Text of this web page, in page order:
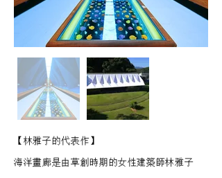
【林雅子的代表作】
海洋畫廊是由草創時期的女性建築師林雅子